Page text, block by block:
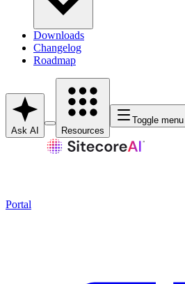
Downloads
Changelog
Roadmap
Ask AI Resources
Toggle menu
Portal